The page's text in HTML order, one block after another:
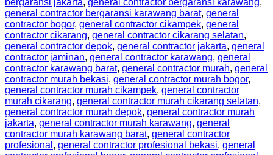
general contractor bergaransi karawang barat, general
contractor bogor, general contractor cikampek, general
contractor cikarang, general contractor cikarang selatan,
general contractor depok, general contractor jakarta, general
contractor jaminan, general contractor karawang, general
contractor karawang barat, general contractor murah, general
contractor murah bekasi, general contractor murah bogor,
general contractor murah cikampek, general contractor
murah cikarang, general contractor murah cikarang selatan,
general contractor murah depok, general contractor murah
jakarta, general contractor murah karawang, general
contractor murah karawang barat, general contractor
profesional , general contractor profesional bekasi, general